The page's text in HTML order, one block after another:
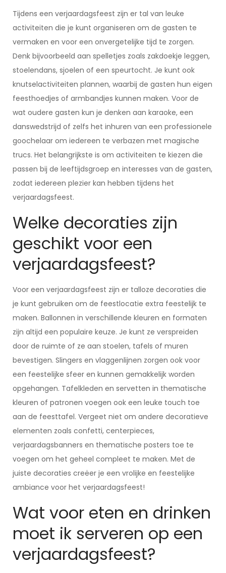
Tijdens een verjaardagsfeest zijn er tal van leuke
activiteiten die je kunt organiseren om de gasten te
vermaken en voor een onvergetelijke tijd te zorgen.
Denk bijvoorbeeld aan spelletjes zoals zakdoekje leggen,
stoelendans, sjoelen of een speurtocht. Je kunt ook
knutselactiviteiten plannen, waarbij de gasten hun eigen
feesthoedjes of armbandjes kunnen maken. Voor de
wat oudere gasten kun je denken aan karaoke, een
danswedstrijd of zelfs het inhuren van een professionele
goochelaar om iedereen te verbazen met magische
trucs. Het belangrijkste is om activiteiten te kiezen die
passen bij de leeftijdsgroep en interesses van de gasten,
zodat iedereen plezier kan hebben tijdens het
verjaardagsfeest.
Welke decoraties zijn
geschikt voor een
verjaardagsfeest?
Voor een verjaardagsfeest zijn er talloze decoraties die
je kunt gebruiken om de feestlocatie extra feestelijk te
maken. Ballonnen in verschillende kleuren en formaten
zijn altijd een populaire keuze. Je kunt ze verspreiden
door de ruimte of ze aan stoelen, tafels of muren
bevestigen. Slingers en vlaggenlijnen zorgen ook voor
een feestelijke sfeer en kunnen gemakkelijk worden
opgehangen. Tafelkleden en servetten in thematische
kleuren of patronen voegen ook een leuke touch toe
aan de feesttafel. Vergeet niet om andere decoratieve
elementen zoals confetti, centerpieces,
verjaardagsbanners en thematische posters toe te
voegen om het geheel compleet te maken. Met de
juiste decoraties creëer je een vrolijke en feestelijke
ambiance voor het verjaardagsfeest!
Wat voor eten en drinken
moet ik serveren op een
verjaardagsfeest?